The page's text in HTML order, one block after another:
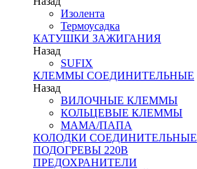
Изолента
Термоусадка
КАТУШКИ ЗАЖИГАНИЯ
Назад
SUFIX
КЛЕММЫ СОЕДИНИТЕЛЬНЫЕ
Назад
ВИЛОЧНЫЕ КЛЕММЫ
КОЛЬЦЕВЫЕ КЛЕММЫ
МАМА/ПАПА
КОЛОДКИ СОЕДИНИТЕЛЬНЫЕ
ПОДОГРЕВЫ 220В
ПРЕДОХРАНИТЕЛИ